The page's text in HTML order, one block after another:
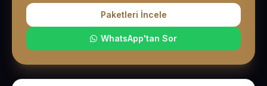
Paketleri İncele
WhatsApp'tan Sor